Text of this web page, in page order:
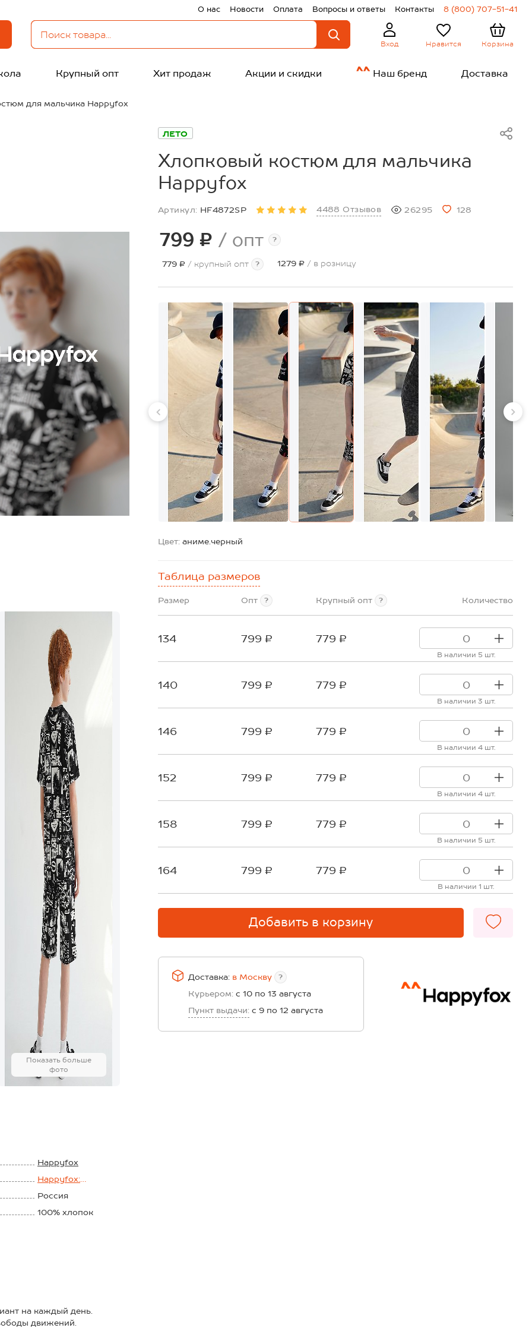
О нас Новости Оплата Вопросы и ответы Контакты 8 (800) 707-51-41
Вход Нравится Корзина
Крупный опт Хит продаж Акции и скидки Наш бренд Доставка
для мальчика Happyfox
Показать больше
фото
ЛЕТО
Хлопковый костюм для мальчика
Happyfox
Артикул: HF4872SP 4488 Отзывов 26295 128
799 ₽ / опт ?
779 ₽ / крупный опт ? 1279 ₽ / в розницу
Цвет: аниме.черный
Таблица размеров
Размер Опт ? Крупный опт ? Количество
134 799 ₽ 779 ₽
В наличии 5 шт.
140 799 ₽ 779 ₽
В наличии 3 шт.
146 799 ₽ 779 ₽
В наличии 4 шт.
152 799 ₽ 779 ₽
В наличии 4 шт.
158 799 ₽ 779 ₽
В наличии 5 шт.
164 799 ₽ 779 ₽
В наличии 1 шт.
Добавить в корзину
Доставка: в Москву ?
Курьером: с 10 по 13 августа
Пункт выдачи: с 9 по 12 августа
Happyfox
Happyfox:
Аниме.черный
Россия
100% хлопок
на каждый день.
движений.